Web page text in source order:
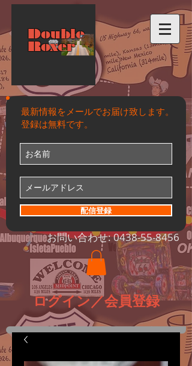
Double
Roxer
お問い合わせ:0438-55-8456
最新情報をメールでお届け致します。
登録は無料です。
配信登録
ログイン／会員登録